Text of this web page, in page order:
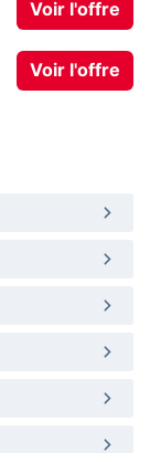
Voir l'offre
Voir l'offre